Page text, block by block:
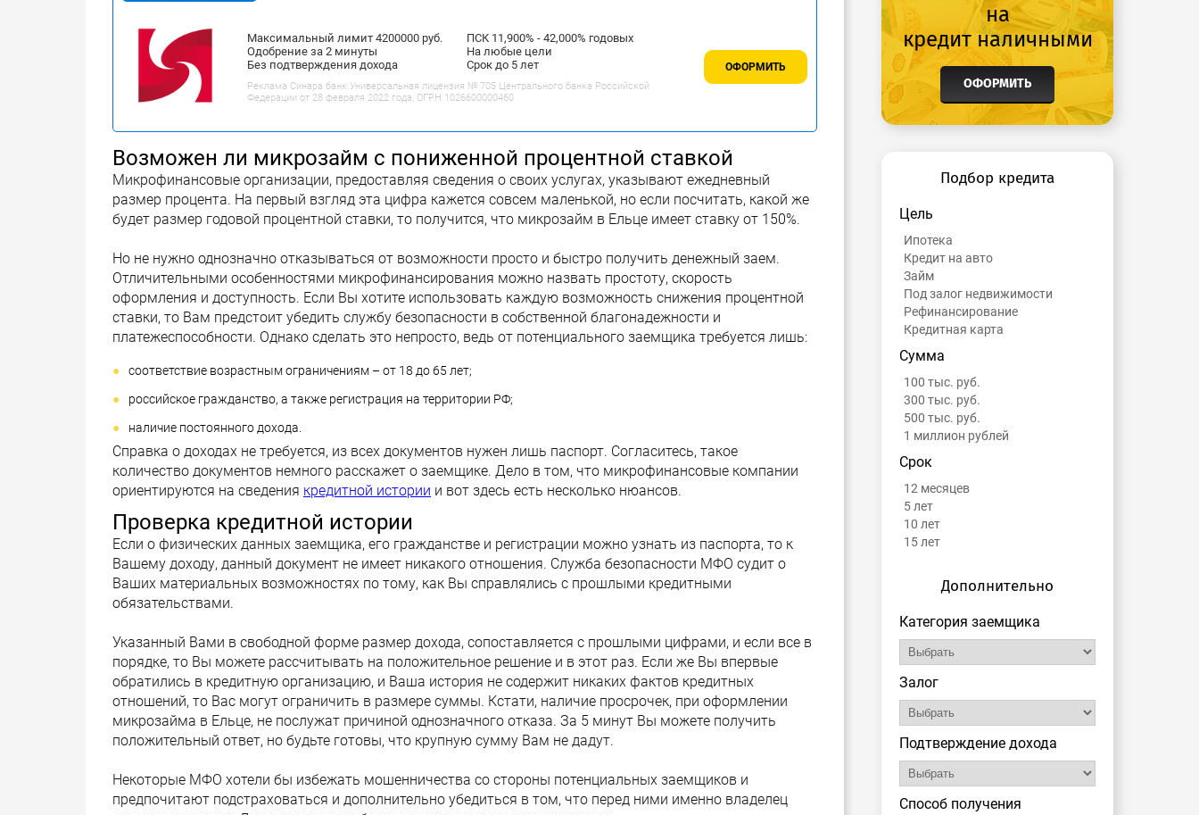
Максимальный лимит 4200000 руб.
Одобрение за 2 минуты
Без подтверждения дохода
ПСК 11,900% - 42,000% годовых
На любые цели
Срок до 5 лет
Реклама Синара банк.Универсальная лицензия № 705 Центрального банка Российской
Федерации от 28 февраля 2022 года, ОГРН 1026600000460
ОФОРМИТЬ
Возможен ли микрозайм с пониженной процентной ставкой
Микрофинансовые организации, предоставляя сведения о своих услугах, указывают ежедневный
размер процента. На первый взгляд эта цифра кажется совсем маленькой, но если посчитать, какой же
будет размер годовой процентной ставки, то получится, что микрозайм в Ельце имеет ставку от 150%.
Но не нужно однозначно отказываться от возможности просто и быстро получить денежный заем.
Отличительными особенностями микрофинансирования можно назвать простоту, скорость
оформления и доступность. Если Вы хотите использовать каждую возможность снижения процентной
ставки, то Вам предстоит убедить службу безопасности в собственной благонадежности и
платежеспособности. Однако сделать это непросто, ведь от потенциального заемщика требуется лишь:
соответствие возрастным ограничениям – от 18 до 65 лет;
российское гражданство, а также регистрация на территории РФ;
наличие постоянного дохода.
Справка о доходах не требуется, из всех документов нужен лишь паспорт. Согласитесь, такое
количество документов немного расскажет о заемщике. Дело в том, что микрофинансовые компании
ориентируются на сведения кредитной истории и вот здесь есть несколько нюансов.
Проверка кредитной истории
Если о физических данных заемщика, его гражданстве и регистрации можно узнать из паспорта, то к
Вашему доходу, данный документ не имеет никакого отношения. Служба безопасности МФО судит о
Ваших материальных возможностях по тому, как Вы справлялись с прошлыми кредитными
обязательствами.
Указанный Вами в свободной форме размер дохода, сопоставляется с прошлыми цифрами, и если все в
порядке, то Вы можете рассчитывать на положительное решение и в этот раз. Если же Вы впервые
обратились в кредитную организацию, и Ваша история не содержит никаких фактов кредитных
отношений, то Вас могут ограничить в размере суммы. Кстати, наличие просрочек, при оформлении
микрозайма в Ельце, не послужат причиной однозначного отказа. За 5 минут Вы можете получить
положительный ответ, но будьте готовы, что крупную сумму Вам не дадут.
Некоторые МФО хотели бы избежать мошенничества со стороны потенциальных заемщиков и
предпочитают подстраховаться и дополнительно убедиться в том, что перед ними именно владелец
на
кредит наличными
ОФОРМИТЬ
Подбор кредита
Цель
Ипотека
Кредит на авто
Займ
Под залог недвижимости
Рефинансирование
Кредитная карта
Сумма
100 тыс. руб.
300 тыс. руб.
500 тыс. руб.
1 миллион рублей
Срок
12 месяцев
5 лет
10 лет
15 лет
Дополнительно
Категория заемщика
Залог
Подтверждение дохода
Способ получения